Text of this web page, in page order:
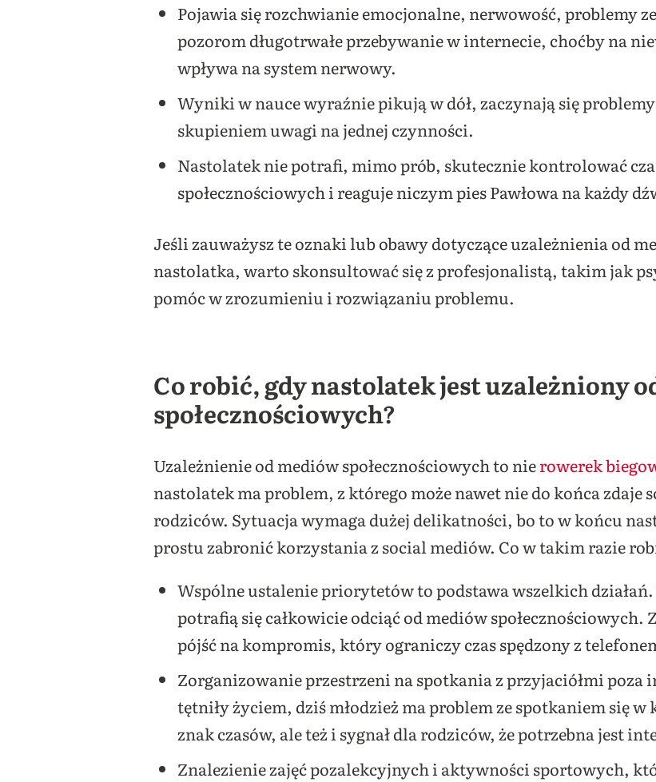
Pojawia się rozchwianie emocjonalne, nerwowość, problemy
pozorom długotrwałe przebywanie w internecie, choćby na
wpływa na system nerwowy.
Wyniki w nauce wyraźnie pikują w dół, zaczynają się
skupieniem uwagi na jednej czynności.
Nastolatek nie potrafi, mimo prób, skutecznie kontrolować
społecznościowych i reaguje niczym pies Pawłowa na każdy
Jeśli zauważysz te oznaki lub obawy dotyczące uzależnienia od
nastolatka, warto skonsultować się z profesjonalistą, takim jak
pomóc w zrozumieniu i rozwiązaniu problemu.
Co robić, gdy nastolatek jest uzależniony
społecznościowych?
Uzależnienie od mediów społecznościowych to nierowerek
nastolatek ma problem, z którego może nawet nie do końca zdaje
rodziców. Sytuacja wymaga dużej delikatności, bo to w końcu
prostu zabronić korzystania z social mediów. Co w takim razie
Wspólne ustalenie priorytetów to podstawa wszelkich
potrafią się całkowicie odciąć od mediów społecznościowych.
pójść na kompromis, który ograniczy czas spędzony z
Zorganizowanie przestrzeni na spotkania z przyjaciółmi
tętniły życiem, dziś młodzież ma problem ze spotkaniem się
znak czasów, ale też i sygnał dla rodziców, że potrzebna jest
Znalezienie zajęć pozalekcyjnych i aktywności sportowych,